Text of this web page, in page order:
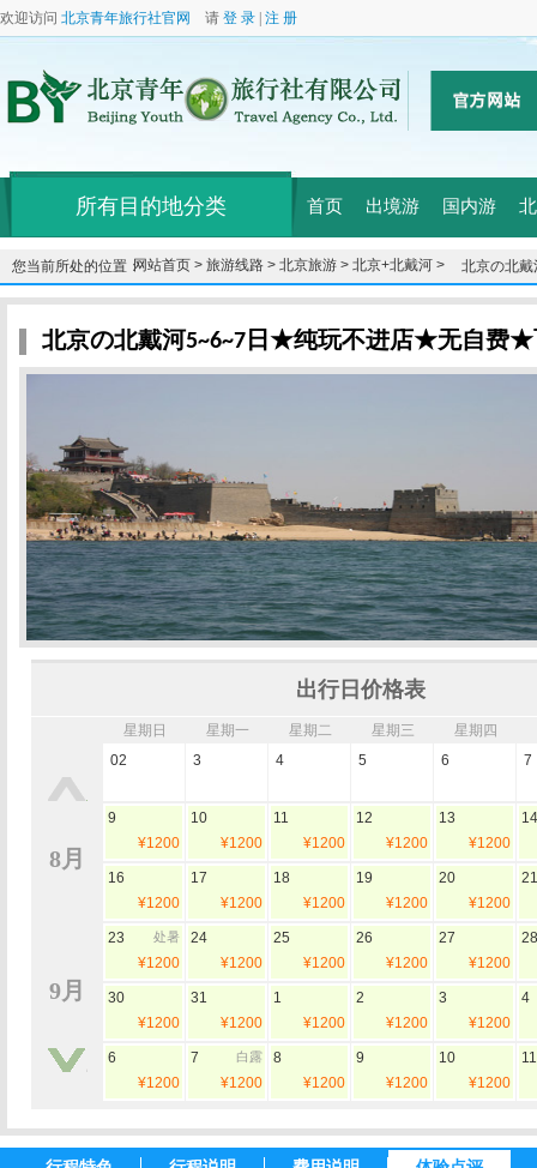
欢迎访问 北京青年旅行社官网 请 登 录 注 册
所有目的地分类 首页 出境游 国内游
您当前所处的位置：网站首页 > 旅游线路 > 北京旅游 > 北京+北戴河 >
北京の北
游★
北京の北戴河5~6~7日★纯玩不进店★无自费
出行日价格表
8月
9月
星期日 星期一 星期二 星期三 星期四
02
3 4 5 6 7
9
¥1200
10
¥1200
11
¥1200
12
¥1200
13
¥1200
14
16
¥1200
17
¥1200
18
¥1200
19
¥1200
20
¥1200
21
23 处暑
¥1200
24
¥1200
25
¥1200
26
¥1200
27
¥1200
28
30
¥1200
31
¥1200
1
¥1200
2
¥1200
3
¥1200
4
6
¥1200
7 白露
¥1200
8
¥1200
9
¥1200
10
¥1200
11